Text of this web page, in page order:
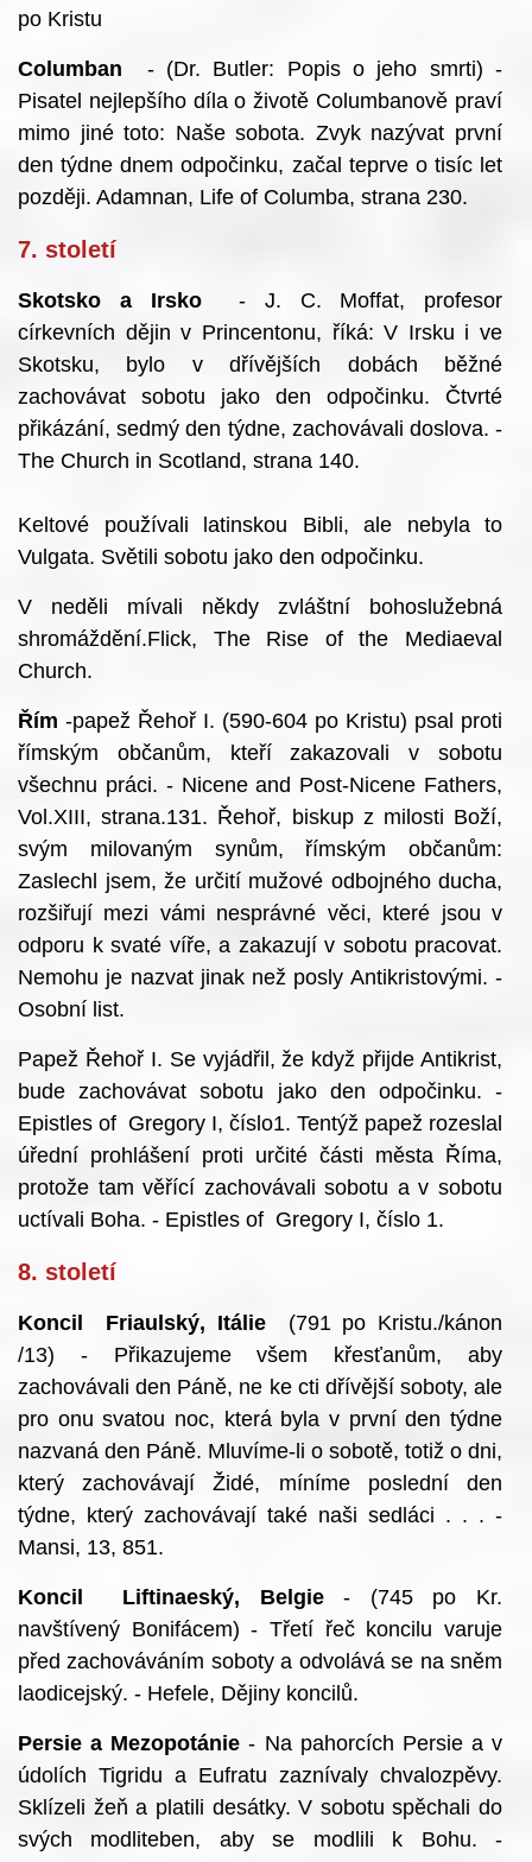
po Kristu
Columban - (Dr. Butler: Popis o jeho smrti) -
Pisatel nejlepšího díla o životě Columbanově praví
mimo jiné toto: Naše sobota. Zvyk nazývat první
den týdne dnem odpočinku, začal teprve o tisíc let
později. Adamnan, Life of Columba, strana 230.
7. století
Skotsko a Irsko- J. C. Moffat, profesor
církevních dějin v Princentonu, říká: V Irsku i ve
Skotsku, bylo v dřívějších dobách běžné
zachovávat sobotu jako den odpočinku. Čtvrté
přikázání, sedmý den týdne, zachovávali doslova. -
The Church in Scotland, strana 140.
Keltové používali latinskou Bibli, ale nebyla to
Vulgata. Světili sobotu jako den odpočinku.
V neděli mívali někdy zvláštní bohoslužebná
shromáždění.Flick, The Rise of the Mediaeval
Church.
Řím -papež Řehoř I. (590-604 po Kristu) psal proti
římským občanům, kteří zakazovali v sobotu
všechnu práci. - Nicene and Post-Nicene Fathers,
Vol.XIII, strana.131. Řehoř, biskup z milosti Boží,
svým milovaným synům, římským občanům:
Zaslechl jsem, že určití mužové odbojného ducha,
rozšiřují mezi vámi nesprávné věci, které jsou v
odporu k svaté víře, a zakazují v sobotu pracovat.
Nemohu je nazvat jinak než posly Antikristovými. -
Osobní list.
Papež Řehoř I. Se vyjádřil, že když přijde Antikrist,
bude zachovávat sobotu jako den odpočinku. -
Epistles of Gregory I, číslo1. Tentýž papež rozeslal
úřední prohlášení proti určité části města Říma,
protože tam věřící zachovávali sobotu a v sobotu
uctívali Boha. - Epistles of Gregory I, číslo 1.
8. století
Koncil Friaulský, Itálie(791 po Kristu./kánon
/13) - Přikazujeme všem křesťanům, aby
zachovávali den Páně, ne ke cti dřívější soboty, ale
pro onu svatou noc, která byla v první den týdne
nazvaná den Páně. Mluvíme-li o sobotě, totiž o dni,
který zachovávají Židé, míníme poslední den
týdne, který zachovávají také naši sedláci . . . -
Mansi, 13, 851.
Koncil Liftinaeský, Belgie- (745 po Kr.
navštívený Bonifácem) - Třetí řeč koncilu varuje
před zachováváním soboty a odvolává se na sněm
laodicejský. - Hefele, Dějiny koncilů.
Persie a Mezopotánie - Na pahorcích Persie a v
údolích Tigridu a Eufratu zaznívaly chvalozpěvy.
Sklízeli žeň a platili desátky. V sobotu spěchali do
svých modliteben, aby se modlili k Bohu. -